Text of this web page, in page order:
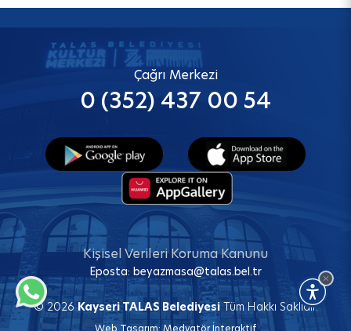
Çağrı Merkezi
0 (352) 437 00 54
Kişisel Verileri Koruma Kanunu
Eposta: beyazmasa@talas.bel.tr
© 2026Kayseri TALAS BelediyesiTüm Hakkı Saklıdır.